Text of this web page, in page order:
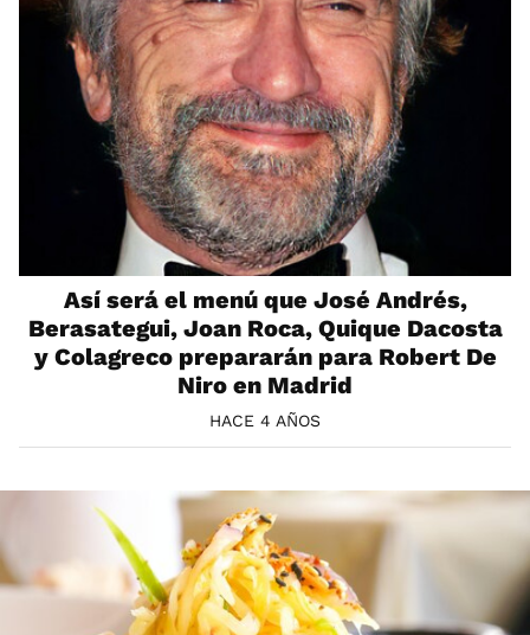
Así será el menú que José Andrés,
Berasategui, Joan Roca, Quique Dacosta
y Colagreco prepararán para Robert De
Niro en Madrid
HACE 4 AÑOS